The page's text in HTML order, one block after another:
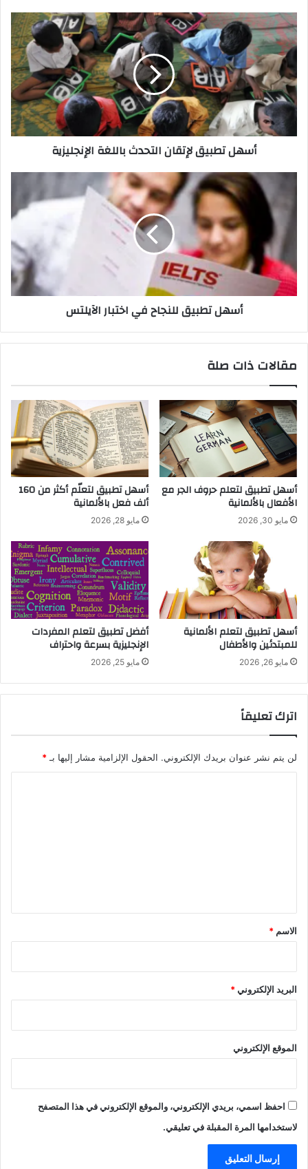
أسهل
تطبيق
لإتقان
التحدث
باللغة
الإنجليزية
أسهل تطبيق لإتقان التحدث باللغة الإنجليزية
للنجاح
اختبار
الآيلتس
أسهل تطبيق للنجاح في اختبار الآيلتس
مقالات ذات صلة
أسهل تطبيق لتعلم حروف الجر مع
الأفعال بالألمانية
مايو 30, 2026
أسهل تطبيق لتعلّم أكثر من 160
ألف فعل بالألمانية
مايو 28, 2026
أسهل تطبيق لتعلم الألمانية
للمبتدئين والأطفال
مايو 26, 2026
أفضل تطبيق لتعلم المفردات
الإنجليزية بسرعة واحتراف
مايو 25, 2026
اترك تعليقاً
لن يتم نشر عنوان بريدك الإلكتروني. الحقول الإلزامية مشار إليها بـ *
*
الاسم *
البريد الإلكتروني*
الموقع الإلكتروني
احفظ اسمي، بريدي الإلكتروني، والموقع الإلكتروني في هذا المتصفح
لاستخدامها المرة المقبلة في تعليقي.